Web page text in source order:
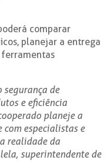
comparar
planejar a entrega
segurança de
e eficiência
planeje a
com especialistas e
realidade da
superintendente de